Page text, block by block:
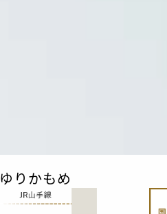
ゆりかもめ